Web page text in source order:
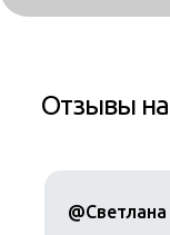
Отзывы
@Светлана